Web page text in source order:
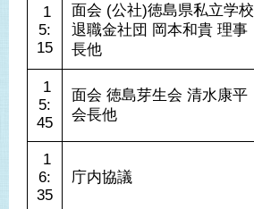
5:
15
面会 (公社)徳島県私立学校
退職金社団 岡本和貴 理事
長他
5:
45
面会 徳島芽生会 清水康平
会長他
6:
35
庁内協議